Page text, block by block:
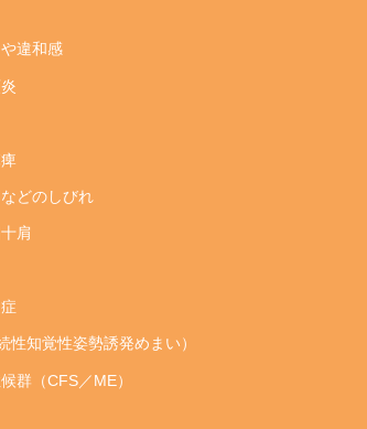
違和感
どのしびれ
肩
性知覚性姿勢誘発めまい）
群（CFS／ME）